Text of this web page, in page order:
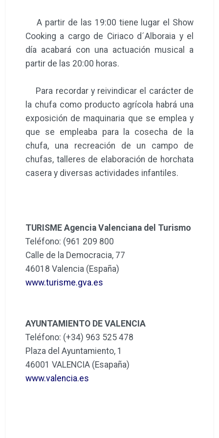
A partir de las 19:00 tiene lugar el Show
Cooking a cargo de Ciriaco d´Alboraia y el
día acabará con una actuación musical a
partir de las 20:00 horas.
Para recordar y reivindicar el carácter de
la chufa como producto agrícola habrá una
exposición de maquinaria que se emplea y
que se empleaba para la cosecha de la
chufa, una recreación de un campo de
chufas, talleres de elaboración de horchata
casera y diversas actividades infantiles.
TURISME Agencia Valenciana del Turismo
Teléfono: (961 209 800
Calle de la Democracia, 77
46018 Valencia (España)
www.turisme.gva.es
AYUNTAMIENTO DE VALENCIA
Teléfono: (+34) 963 525 478
Plaza del Ayuntamiento, 1
46001 VALENCIA (Esapaña)
www.valencia.es